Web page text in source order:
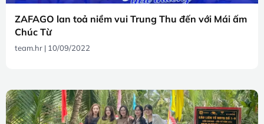
ZAFAGO lan toả niềm vui Trung Thu đến với Mái ấm
Chúc Từ
team.hr 10/09/2022